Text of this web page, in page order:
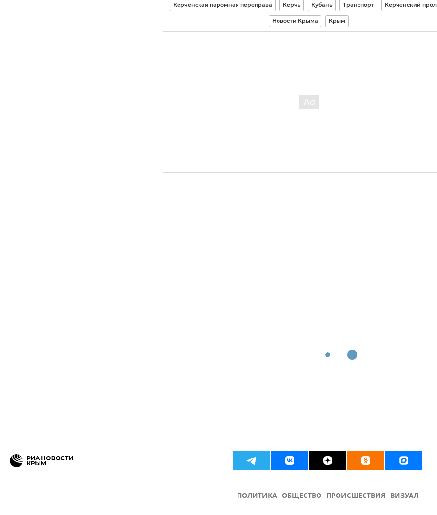
Керченская паромная переправа Керчь Кубань Транспорт Керченский
Новости Крыма Крым
ПОЛИТИКА ОБЩЕСТВО ПРОИСШЕСТВИЯ ВИЗУАЛ